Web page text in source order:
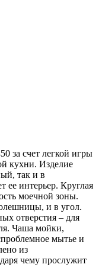
за счет легкой игры
кухни. Изделие
так и в
ее интерьер. Круглая
моечной зоны.
и в угол.
отверстия – для
Чаша мойки,
мытье и
из
чему прослужит